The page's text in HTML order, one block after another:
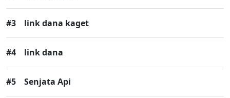
#3 link dana kaget
#4 link dana
#5 Senjata Api